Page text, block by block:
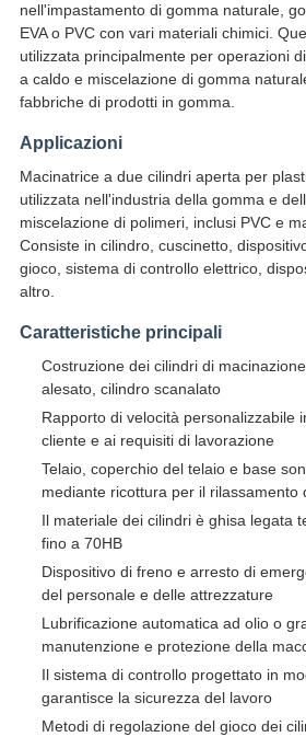
nell'impastamento di gomma naturale,
EVA o PVC con vari materiali chimici.
utilizzata principalmente per operazioni
a caldo e miscelazione di gomma
fabbriche di prodotti in gomma.
Applicazioni
Macinatrice a due cilindri aperta per
utilizzata nell'industria della gomma e
miscelazione di polimeri, inclusi PVC e
Consiste in cilindro, cuscinetto,
gioco, sistema di controllo elettrico,
altro.
Caratteristiche principali
Costruzione dei cilindri di
alesato, cilindro scanalato
Rapporto di velocità personalizzabile
cliente e ai requisiti di lavorazione
Telaio, coperchio del telaio e base
mediante ricottura per il rilassamento
Il materiale dei cilindri è ghisa legata
fino a 70HB
Dispositivo di freno e arresto di
del personale e delle attrezzature
Lubrificazione automatica ad olio o
manutenzione e protezione della
Il sistema di controllo progettato in
garantisce la sicurezza del lavoro
Metodi di regolazione del gioco dei